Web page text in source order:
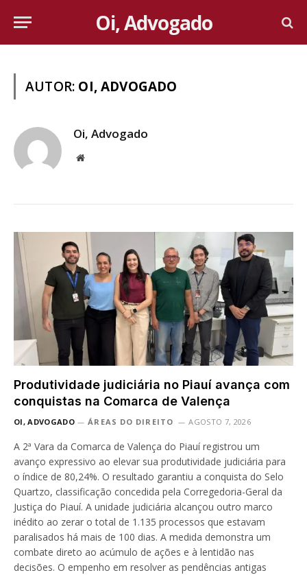
Oi, Advogado
AUTOR: OI, ADVOGADO
Oi, Advogado
Website
Produtividade judiciária no Piauí avança com
conquistas na Comarca de Valença
OI, ADVOGADO ÁREAS DO DIREITO AGOSTO 7, 2026
A 2ª Vara da Comarca de Valença do Piauí registrou um
avanço expressivo ao elevar sua produtividade judiciária para
o índice de 80,24%. O resultado garantiu a conquista do Selo
Quartzo, classificação concedida pela Corregedoria-Geral da
Justiça do Piauí. A unidade judiciária alcançou outro marco
inédito ao zerar o total de 1.135 processos que estavam
paralisados há mais de 100 dias. A medida demonstra um
combate direto ao acúmulo de ações e à lentidão nas
decisões. O empenho em resolver as pendências antigas